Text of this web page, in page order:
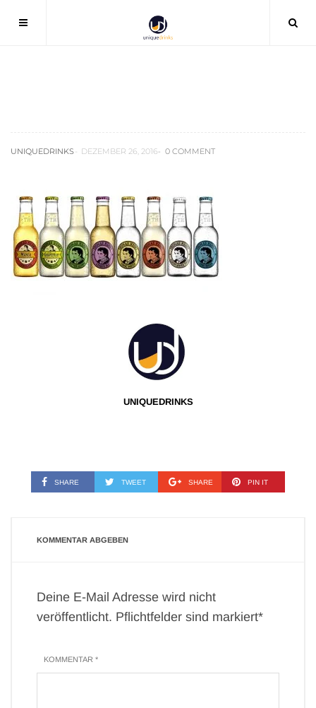
UNIQUEDRINKS DEZEMBER 26, 2016 0 COMMENT
UNIQUEDRINKS
SHARE TWEET SHARE PIN IT
KOMMENTAR ABGEBEN
Deine E-Mail Adresse wird nicht
veröffentlicht. Pflichtfelder sind markiert*
KOMMENTAR *